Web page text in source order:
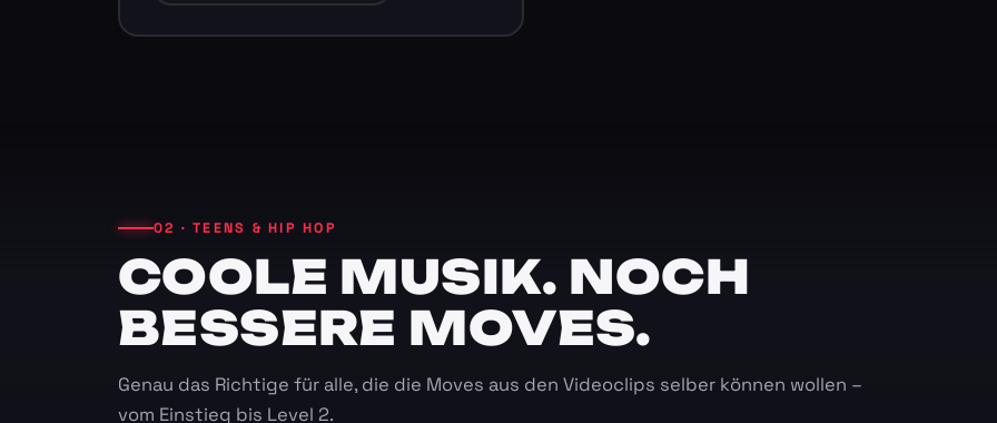
02 · TEENS & HIP HOP
COOLE MUSIK. NOCH
BESSERE MOVES.
Genau das Richtige für alle, die die Moves aus den Videoclips selber können wollen –
vom Einstieg bis Level 2.